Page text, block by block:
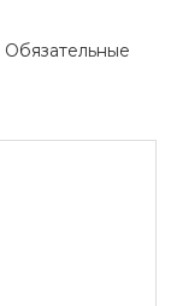
Обязательные